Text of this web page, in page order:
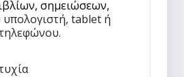
σημειώσεων,
tablet ή